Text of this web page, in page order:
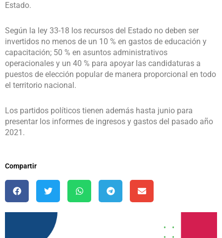
Estado.
Según la ley 33-18 los recursos del Estado no deben ser
invertidos no menos de un 10 % en gastos de educación y
capacitación; 50 % en asuntos administrativos
operacionales y un 40 % para apoyar las candidaturas a
puestos de elección popular de manera proporcional en todo
el territorio nacional.
Los partidos políticos tienen además hasta junio para
presentar los informes de ingresos y gastos del pasado año
2021.
Compartir